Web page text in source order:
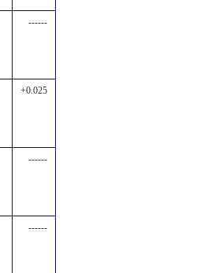
------
+0.025
------
------